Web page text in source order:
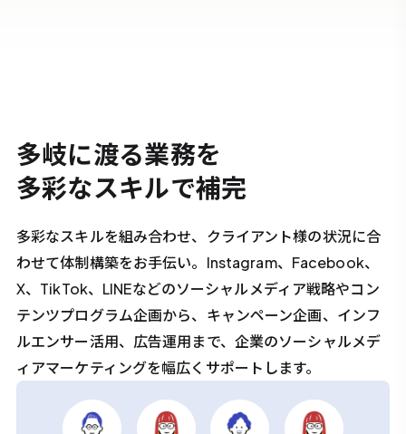
多岐に渡る業務を
多彩なスキルで補完
多彩なスキルを組み合わせ、クライアント様の状況に合
わせて体制構築をお手伝い。Instagram、Facebook、
X、TikTok、LINEなどのソーシャルメディア戦略やコン
テンツプログラム企画から、キャンペーン企画、インフ
ルエンサー活用、広告運用まで、企業のソーシャルメデ
ィアマーケティングを幅広くサポートします。